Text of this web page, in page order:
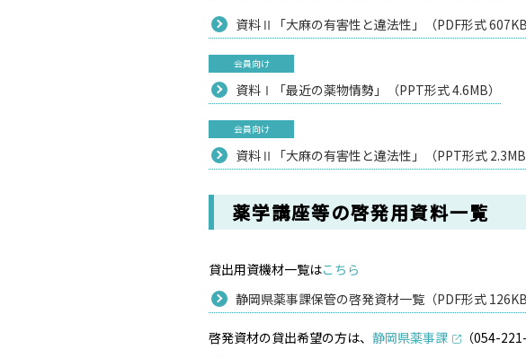
資料Ⅱ「大麻の有害性と違法性」（PDF形式 607KB
会員向け
資料Ⅰ「最近の薬物情勢」（PPT形式 4.6MB）
会員向け
資料Ⅱ「大麻の有害性と違法性」（PPT形式 2.3MB
薬学講座等の啓発用資料一覧
貸出用資機材一覧はこちら
静岡県薬事課保管の啓発資材一覧（PDF形式 126KB
啓発資材の貸出希望の方は、 静岡県薬事課
（054-